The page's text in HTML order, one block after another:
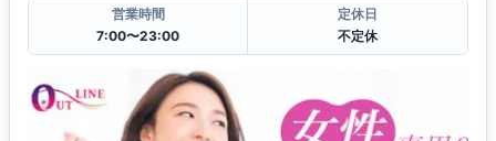
営業時間
7:00〜23:00
定休日
不定休